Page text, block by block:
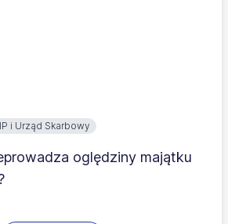
i Urząd Skarbowy
oględziny majątku